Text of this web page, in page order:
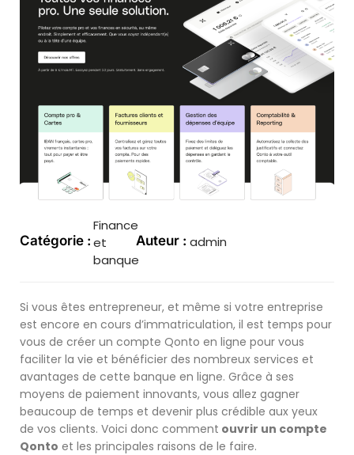
Catégorie :
Finance
et
banque
Auteur : admin
Si vous êtes entrepreneur, et même si votre entreprise
est encore en cours d’immatriculation, il est temps pour
vous de créer un compte Qonto en ligne pour vous
faciliter la vie et bénéficier des nombreux services et
avantages de cette banque en ligne. Grâce à ses
moyens de paiement innovants, vous allez gagner
beaucoup de temps et devenir plus crédible aux yeux
de vos clients. Voici donc comment ouvrir un compte
Qonto et les principales raisons de le faire.